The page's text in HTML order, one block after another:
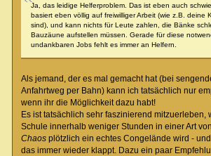
Ja, das leidige Helferproblem. Das ist eben auch
basiert eben völlig auf freiwilliger Arbeit (wie z.B. deine
sind), und kann nichts für Leute zahlen, die Bänke
Bauzäune aufstellen müssen. Gerade für diese
undankbaren Jobs fehlt es immer an Helfern.
Als jemand, der es mal gemacht hat (bei
Anfahrtweg per Bahn) kann ich tatsächlich nur
wenn ihr die Möglichkeit dazu habt!
Es ist tatsächlich sehr faszinierend mitzuerleben,
Schule innerhalb weniger Stunden in einer Art von
Chaosplötzlich ein echtes Congelände wird -
das immer wieder klappt. Dazu ein paar